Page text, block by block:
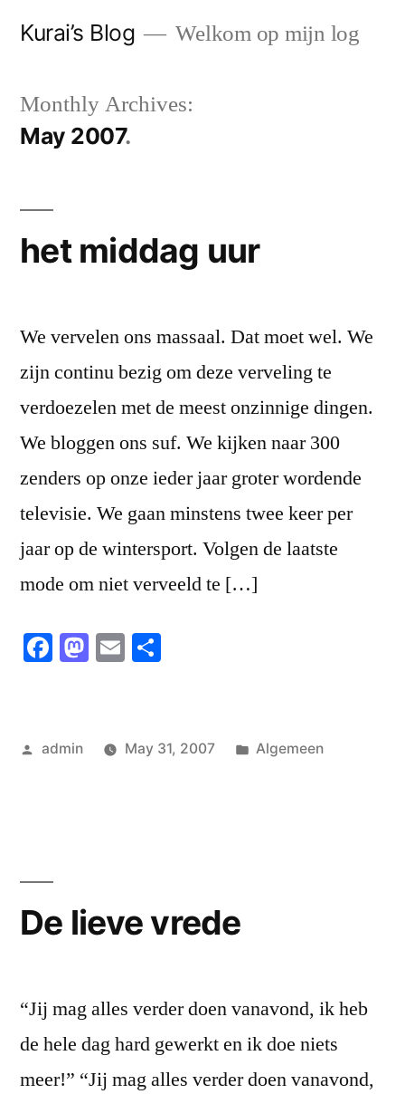
Kurai’s Blog Welkom op mijn log
Monthly Archives:
May 2007
het middag uur
We vervelen ons massaal. Dat moet wel. We
zijn continu bezig om deze verveling te
verdoezelen met de meest onzinnige dingen.
We bloggen ons suf. We kijken naar 300
zenders op onze ieder jaar groter wordende
televisie. We gaan minstens twee keer per
jaar op de wintersport. Volgen de laatste
mode om niet verveeld te […]
Facebook
Mastodon
Email
Posted
admin May 31, 2007
Posted
Algemeen
De lieve vrede
“Jij mag alles verder doen vanavond, ik heb
de hele dag hard gewerkt en ik doe niets
meer!” “Jij mag alles verder doen vanavond,